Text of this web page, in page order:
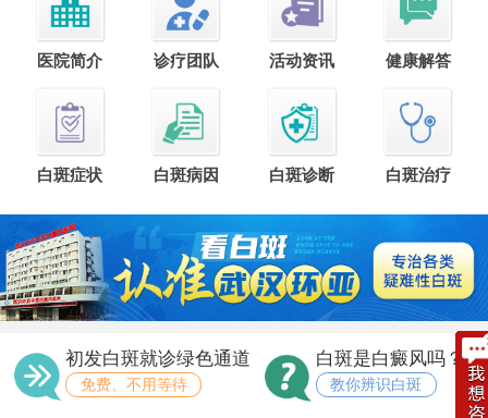
医院简介 诊疗团队 活动资讯 健康解答
白斑症状 白斑病因 白斑诊断 白斑治疗
初发白斑就诊绿色通道
免费、不用等待
白斑是白癜风吗？
教你辨识白斑